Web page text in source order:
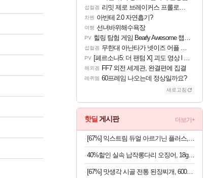
섭컬겜 리밋 제로 브레이커스 프롤로그 테스트 후기 영상 업로드
차벤 아반테 2.0 자연흡기?
여행 선녀바위해수욕장
PV 힐링 탐험 게임 Bearly Awesome 챕터 1 트레일러
섭컬겜 무한대 아난타가 넷이즈 어플 달력에 일정 등록
PV [페르소나5: 더 팬텀 X] 괴도 영상 l 타카마키 안·댄싱 스타
해외겜 FF7 외전 세계관, 완결편에 집결
레퀴엠 60프레임 나오는데 정상일까요?
새로고침
핫딜 게시판 더보기+
[67%] 익스트림 듀얼 아르기닌 플러스, 120정, 1개
40%할인 실속 납작롱다리 오징어, 18g, 10개
[67%] 맛생각 시골 전통 된장찌개, 600g, 5개